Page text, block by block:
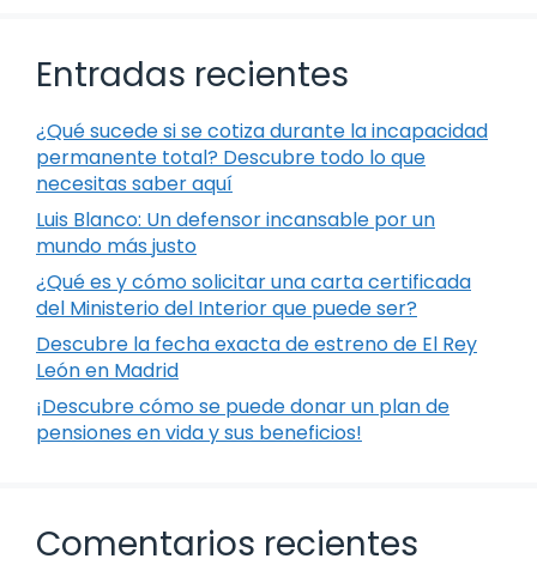
Entradas recientes
¿Qué sucede si se cotiza durante la incapacidad
permanente total? Descubre todo lo que
necesitas saber aquí
Luis Blanco: Un defensor incansable por un
mundo más justo
¿Qué es y cómo solicitar una carta certificada
del Ministerio del Interior que puede ser?
Descubre la fecha exacta de estreno de El Rey
León en Madrid
¡Descubre cómo se puede donar un plan de
pensiones en vida y sus beneficios!
Comentarios recientes